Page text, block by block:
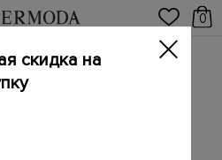
0
сумки из натуральной кожи
пейсли и кожаным ремешком
скидка на